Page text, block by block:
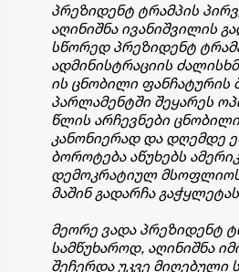
პრეზიდენტ ტრამპის
აღინიშნა ივანიშვილის
სწორედ პრეზიდენტ
ადმინისტრაციის
ის ცნობილი ფანჩატურის
პარლამენტში შეყარეს
წლის არჩევნები
კანონიერად და დღემდე
ბოროტება აწუხებს
დემოკრატიულ
მაშინ გადარჩა
მეორე ვადა პრეზიდენტ
სამწუხაროდ, აღინიშნა
შეჩერდა უკვე მიღებული